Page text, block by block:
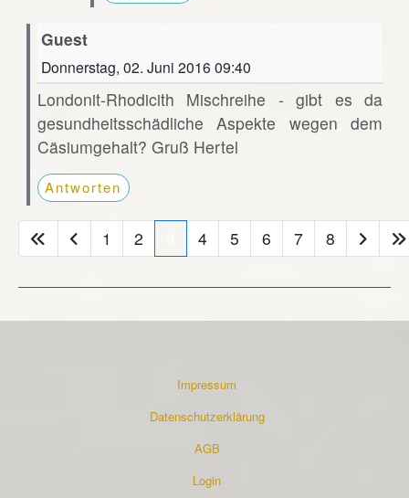
Guest
Donnerstag, 02. Juni 2016 09:40
Londonit-Rhodicith Mischreihe - gibt es da
gesundheitsschädliche Aspekte wegen dem
Cäsiumgehalt? Gruß Hertel
Antworten
1 2 4 5 6 7 8
Impressum
Datenschutzerklärung
AGB
Login